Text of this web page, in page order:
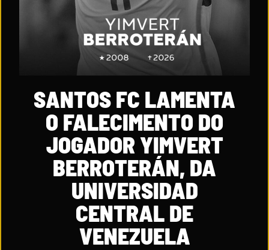
SANTOS FC LAMENTA
O FALECIMENTO DO
JOGADOR YIMVERT
BERROTERÁN, DA
UNIVERSIDAD
CENTRAL DE
VENEZUELA